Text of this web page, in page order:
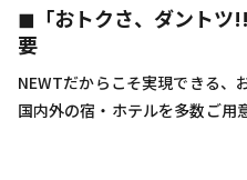
◼︎「おトクさ、ダントツ
要
NEWTだからこそ実現できる、
国内外の宿・ホテルを多数ご用